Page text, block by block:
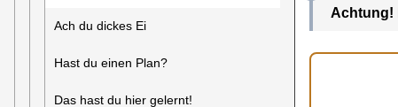
Ach du dickes Ei
Hast du einen Plan?
Das hast du hier gelernt!
Achtung!